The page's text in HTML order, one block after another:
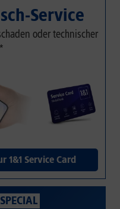
Service
oder technischer
1&1 Service Card